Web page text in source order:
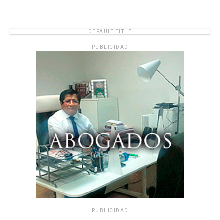
DEFAULT TITLE
PUBLICIDAD
PUBLICIDAD